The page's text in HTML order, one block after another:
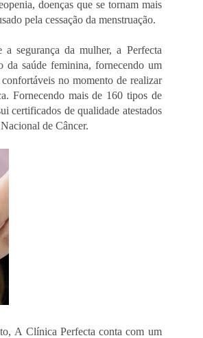
doenças que se tornam mais
pela cessação da menstruação.
segurança da mulher, a Perfecta
da saúde feminina, fornecendo um
no momento de realizar
Fornecendo mais de 160 tipos de
certificados de qualidade atestados
de Câncer.
A Clínica Perfecta conta com um